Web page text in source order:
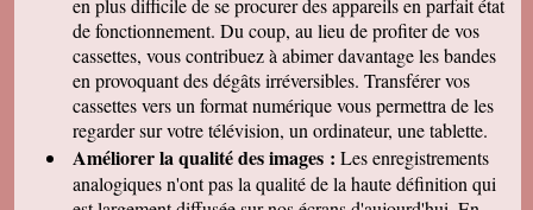
en plus difficile de se procurer des appareils en parfait état
de fonctionnement. Du coup, au lieu de profiter de vos
cassettes, vous contribuez à abimer davantage les bandes
en provoquant des dégâts irréversibles. Transférer vos
cassettes vers un format numérique vous permettra de les
regarder sur votre télévision, un ordinateur, une tablette.
Améliorer la qualité des images : Les enregistrements
analogiques n'ont pas la qualité de la haute définition qui